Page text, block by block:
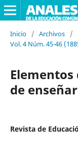
Inicio / Archivos
/
Vol. 4 Núm. 45-46
de enseñar
Revista de